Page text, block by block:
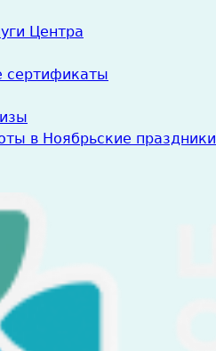
Центра
сертификаты
в Ноябрьские праздники